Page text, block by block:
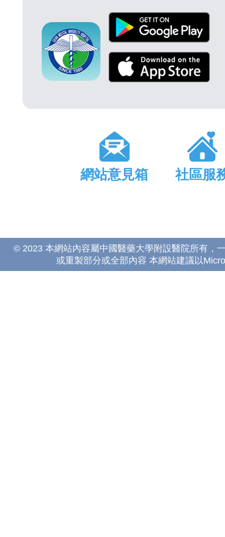
網站意見箱 社區服
© 2023 本網站內容屬中國醫藥大學附設醫院所有，
或重製部分或全部內容 本網站建議以